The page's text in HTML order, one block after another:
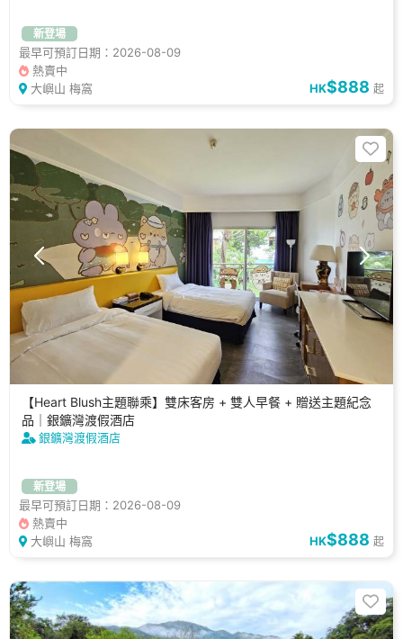
新登場
最早可預訂日期：2026-08-09
熱賣中
大嶼山 梅窩
HK$888 起
【Heart Blush主題聯乘】雙床客房 + 雙人早餐 + 贈送主題紀念
品｜銀鑛灣渡假酒店
銀鑛灣渡假酒店
新登場
最早可預訂日期：2026-08-09
熱賣中
大嶼山 梅窩
HK$888 起